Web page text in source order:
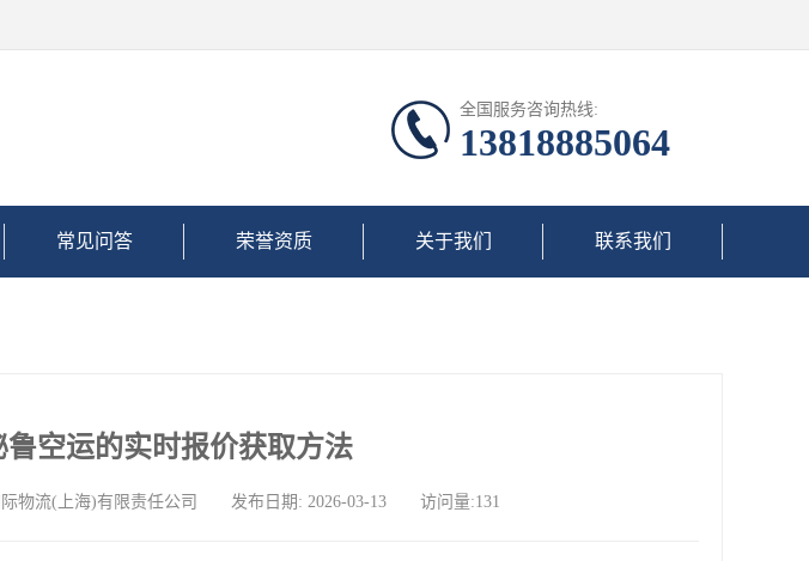
全国服务咨询热线:
13818885064
常见问答 荣誉资质 关于我们 联系我们
鲁空运的实时报价获取方法
际物流(上海)有限责任公司 发布日期: 2026-03-13 访问量:131